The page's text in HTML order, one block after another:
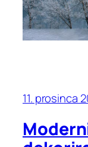
11. prosinca